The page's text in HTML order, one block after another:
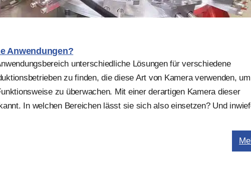
Anwendungen?
unterschiedliche Lösungen für verschiedene
zu finden, die diese Art von Kamera verwenden,
zu überwachen. Mit einer derartigen Kamera dieser
In welchen Bereichen lässt sie sich also einsetzen? Und